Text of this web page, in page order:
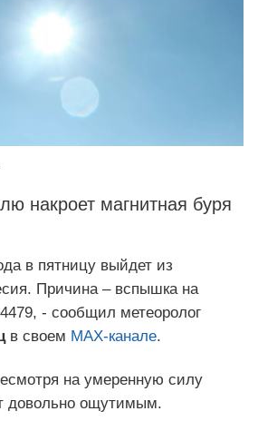
накроет магнитная буря
в пятницу выйдет из
Причина – вспышка на
- сообщил метеоролог
в своем MAX-канале.
на умеренную силу
довольно ощутимым.